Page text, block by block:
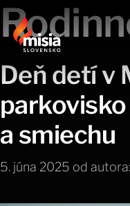
Preskočiť
na
obsah
Deň detí v
a smiechu
5. júna 2025 od autora: